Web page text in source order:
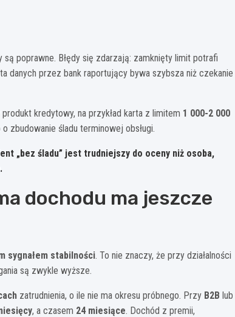
poprawne. Błędy się zdarzają: zamknięty limit potrafi
danych przez bank raportujący bywa szybsza niż czekanie
kredytowy, na przykład karta z limitem 1 000-2 000
zbudowanie śladu terminowej obsługi.
„bez śladu” jest trudniejszy do oceny niż osoba,
dochodu ma jeszcze
sygnałem stabilności. To nie znaczy, że przy działalności
są zwykle wyższe.
zatrudnienia, o ile nie ma okresu próbnego. Przy B2B lub
, a czasem 24 miesiące. Dochód z premii,